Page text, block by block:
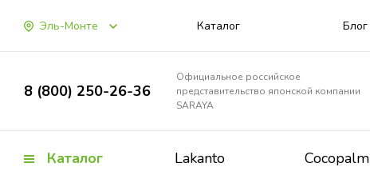
Эль-Монте Каталог Блог
8 (800) 250-26-36
Официальное российское
представительство японской компании
SARAYA
Каталог Lakanto Cocopalm